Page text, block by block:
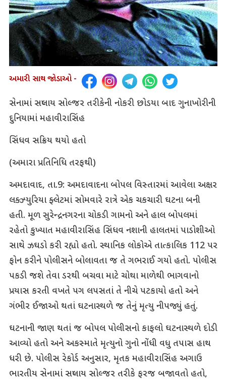
અમારી સાથ જોડાઓ -
સેનામાં સપ્લાય સોલ્જર તરીકેની નોકરી છોડયા બાદ ગુનાખોરીની
દુનિયામાં મહાવીરાસિંહ
સિંધવ સક્રિય થયો હતો
(અમારા પ્રતિનિધિ તરફથી)
અમદાવાદ, તા.9: અમદાવાદના બોપલ વિસ્તારમાં આવેલા અક્ષર
લક્ઝ્યુરિયા ફ્લેટમાં સોમવારે રાત્રે એક ચકચારી ઘટના બની
હતી. મૂળ સુરેન્દ્રનગરના ચોકડી ગામનો અને હાલ બોપલમાં
રહેતો કુખ્યાત મહાવીરાસિંહ સિંધવ નશાની હાલતમાં પાડોશીઓ
સાથે ઝઘડો કરી રહ્યો હતો. સ્થાનિક લોકોએ તાત્કાલિક 112 પર
ફોન કરીને પોલીસને બોલાવતા જ તે ગભરાઈ ગયો હતો. પોલીસ
પકડી જશે તેવા ડરથી બચવા માટે ચોથા માળેથી ભાગવાનો
પ્રયાસ કરતી વખતે પગ લપસતાં તે નીચે પટકાયો હતો અને
ગંભીર ઈજાઓ થતાં ઘટનાસ્થળે જ તેનું મૃત્યુ નીપજ્યું હતું.
ઘટનાની જાણ થતાં જ બોપલ પોલીસનો કાફલો ઘટનાસ્થળે દોડી
આવ્યો હતો અને અકસ્માતે મૃત્યુનો ગુનો નોંધી વધુ તપાસ હાથ
ધરી છે. પોલીસ રેકોર્ડ અનુસાર, મૃતક મહાવીરાસિંહ અગાઉ
ભારતીય સેનામાં સપ્લાય સોલ્જર તરીકે ફરજ બજાવતો હતો,